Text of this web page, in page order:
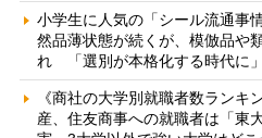
小学生に人気の「シール流通
然品薄状態が続くが、模倣品や
れ 「選別が本格化する時代に」
《商社の大学別就職者数ランキ
産、住友商事への就職者は「東